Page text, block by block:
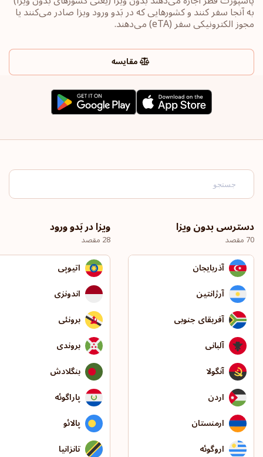
به آنجا سفر کنند و کشورهایی که در بَدو ورود ویزا صادر می‌کنند یا
‏مجوز الکترونیکی سفر ‏‎(eTA)‎‏ می‌دهند.
مقایسه
دسترسی بدون ویزا
70 مقصد
آذربایجان
آرژانتین
آفریقای جنوبی
آلبانی
آنگولا
اردن
ارمنستان
اروگوئه
ویزا در بَدو ورود
28 مقصد
اتیوپی
اندونزی
برونئی
بروندی
بنگلادش
پاراگوئه
پالائو
تانزانیا